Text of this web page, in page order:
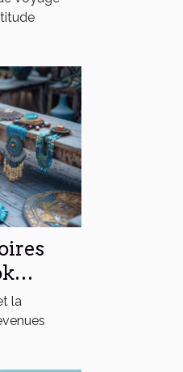
la